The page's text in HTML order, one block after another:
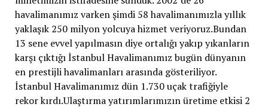
havalimanımız varken şimdi 58 havalimanımızla yıllık
yaklaşık 250 milyon yolcuya hizmet veriyoruz.Bundan
13 sene evvel yapılmasın diye ortalığı yakıp yıkanların
karşı çıktığı İstanbul Havalimanımız bugün dünyanın
en prestijli havalimanları arasında gösteriliyor.
İstanbul Havalimanımız dün 1.730 uçak trafiğiyle
rekor kırdı.Ulaştırma yatırımlarımızın üretime etkisi 2